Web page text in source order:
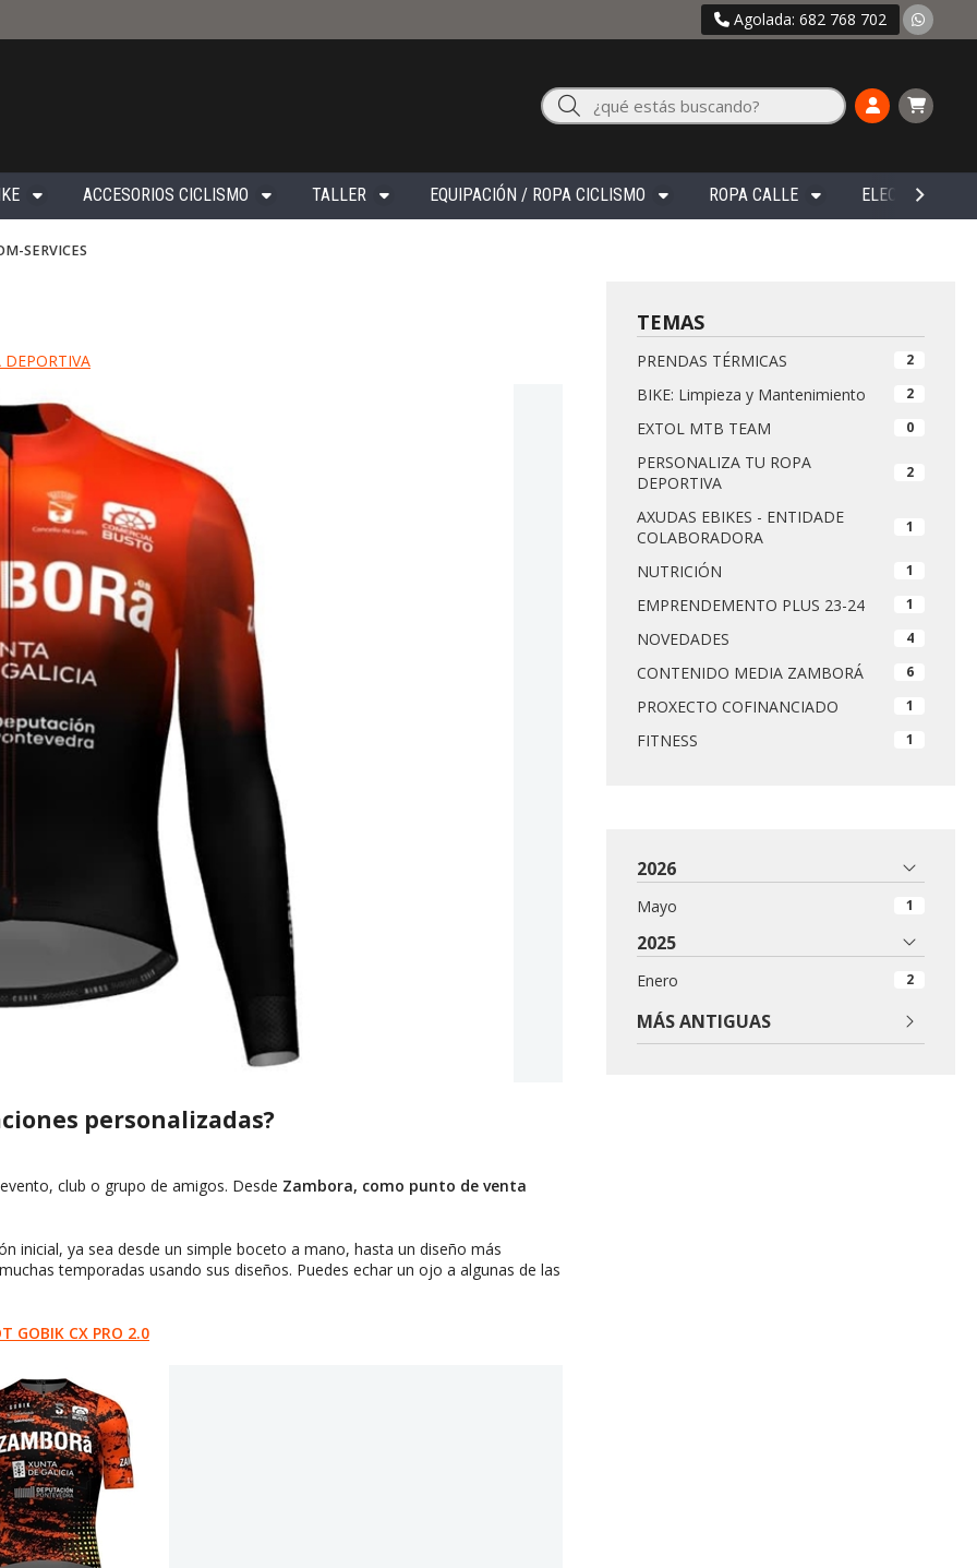
Agolada: 682 768 702
Buscar
ACCESORIOS CICLISMO TALLER EQUIPACIÓN / ROPA CICLISMO ROPA CALLE ELECTRÓNICA
SERVICES
TEMAS
FITNESS 1
PRENDAS TÉRMICAS 2
BIKE: Limpieza y Mantenimiento 2
EXTOL MTB TEAM 0
PERSONALIZA TU ROPA
DEPORTIVA
2
AXUDAS EBIKES - ENTIDADE
COLABORADORA
1
NUTRICIÓN 1
EMPRENDEMENTO PLUS 23-24 1
NOVEDADES 4
CONTENIDO MEDIA ZAMBORÁ 6
PROXECTO COFINANCIADO 1
personalizadas?
club o grupo de amigos. Desde Zambora, como punto de venta
inicial, ya sea desde un simple boceto a mano, hasta un diseño más
temporadas usando sus diseños. Puedes echar un ojo a algunas de las
GOBIK CX PRO 2.0
2026
Mayo 1
2025
Enero 2
MÁS ANTIGUAS